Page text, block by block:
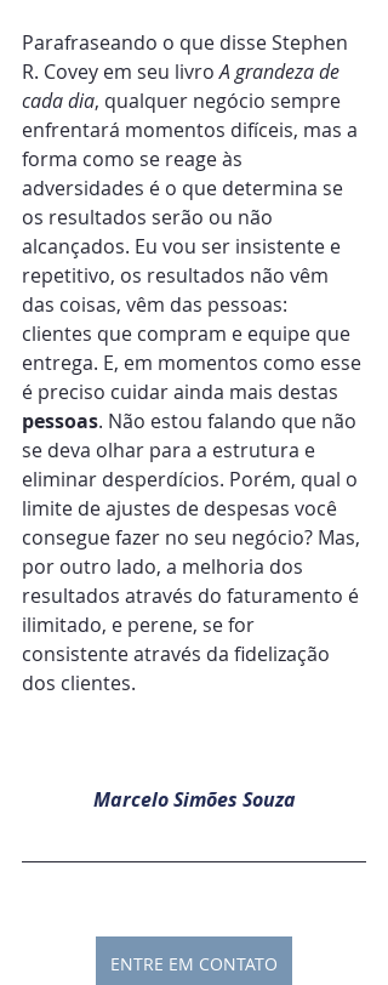
Parafraseando o que disse Stephen
R. Covey em seu livro A grandeza de
cada dia, qualquer negócio sempre
enfrentará momentos difíceis, mas a
forma como se reage às
adversidades é o que determina se
os resultados serão ou não
alcançados. Eu vou ser insistente e
repetitivo, os resultados não vêm
das coisas, vêm das pessoas:
clientes que compram e equipe que
entrega. E, em momentos como esse
é preciso cuidar ainda mais destas
pessoas. Não estou falando que não
se deva olhar para a estrutura e
eliminar desperdícios. Porém, qual o
limite de ajustes de despesas você
consegue fazer no seu negócio? Mas,
por outro lado, a melhoria dos
resultados através do faturamento é
ilimitado, e perene, se for
consistente através da fidelização
dos clientes.
Marcelo Simões Souza
ENTRE EM CONTATO